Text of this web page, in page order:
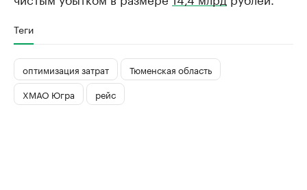
Теги
оптимизация затрат
Тюменская область
ХМАО Югра
рейс